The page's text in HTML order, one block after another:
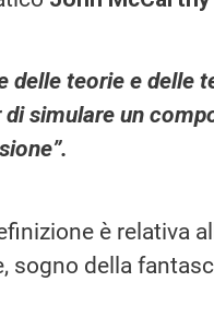
delle teorie e
simulare un
è relativa
sogno della